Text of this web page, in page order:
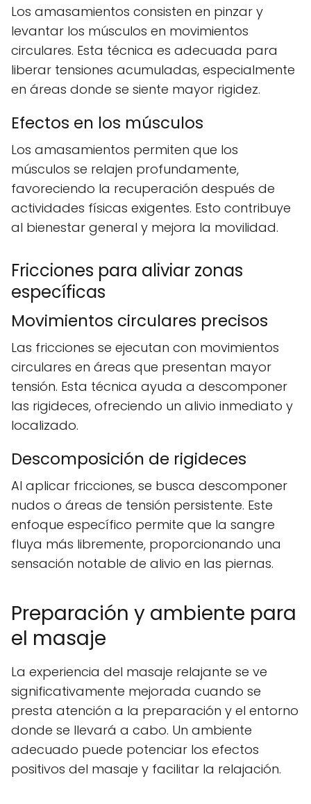
Los amasamientos consisten en pinzar y
levantar los músculos en movimientos
circulares. Esta técnica es adecuada para
liberar tensiones acumuladas, especialmente
en áreas donde se siente mayor rigidez.
Efectos en los músculos
Los amasamientos permiten que los
músculos se relajen profundamente,
favoreciendo la recuperación después de
actividades físicas exigentes. Esto contribuye
al bienestar general y mejora la movilidad.
Fricciones para aliviar zonas
específicas
Movimientos circulares precisos
Las fricciones se ejecutan con movimientos
circulares en áreas que presentan mayor
tensión. Esta técnica ayuda a descomponer
las rigideces, ofreciendo un alivio inmediato y
localizado.
Descomposición de rigideces
Al aplicar fricciones, se busca descomponer
nudos o áreas de tensión persistente. Este
enfoque específico permite que la sangre
fluya más libremente, proporcionando una
sensación notable de alivio en las piernas.
Preparación y ambiente para
el masaje
La experiencia del masaje relajante se ve
significativamente mejorada cuando se
presta atención a la preparación y el entorno
donde se llevará a cabo. Un ambiente
adecuado puede potenciar los efectos
positivos del masaje y facilitar la relajación.